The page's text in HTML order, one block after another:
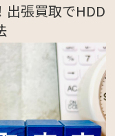
出張買取でHDD